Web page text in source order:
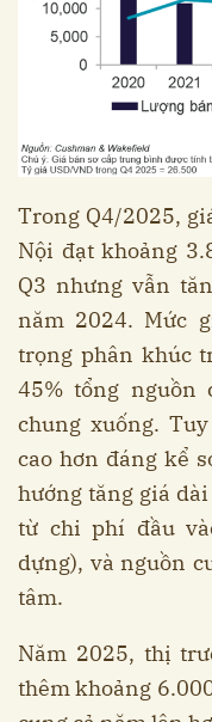
Trong Q4/2025,
Nội đạt khoảng
Q3 nhưng vẫn
năm 2024. Mức
trọng phân khúc
45% tổng nguồn
chung xuống.
cao hơn đáng kể
hướng tăng giá
từ chi phí đầu
dựng), và nguồn
tâm.
Năm 2025, thị
thêm khoảng